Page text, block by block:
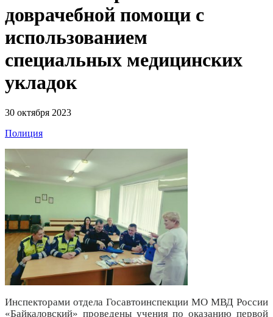
доврачебной помощи с
использованием
специальных медицинских
укладок
30 октября 2023
Полиция
Инспекторами отдела Госавтоинспекции МО МВД России
«Байкаловский» проведены учения по оказанию первой